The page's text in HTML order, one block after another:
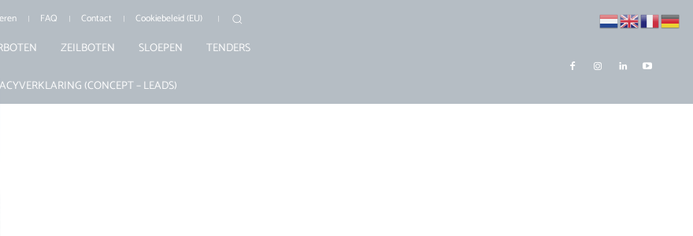
FAQ Contact Cookiebeleid (EU)
ZEILBOTEN SLOEPEN TENDERS
(CONCEPT – LEADS)